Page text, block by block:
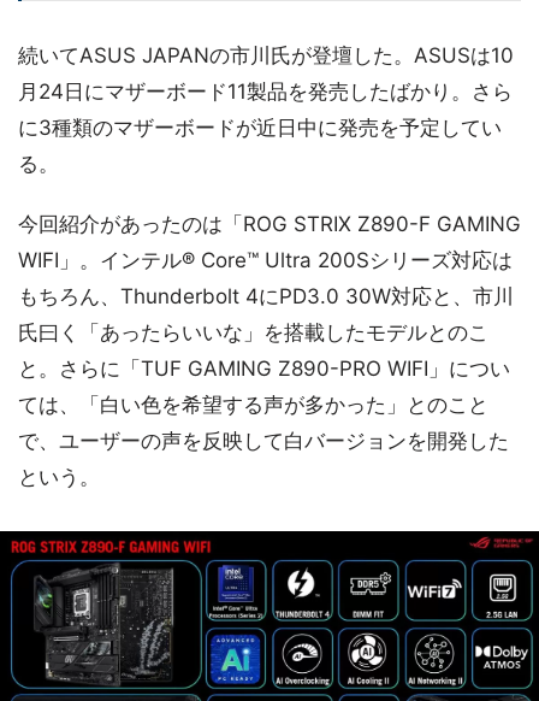
続いてASUS JAPANの市川氏が登壇した。ASUSは10
月24日にマザーボード11製品を発売したばかり。さら
に3種類のマザーボードが近日中に発売を予定してい
る。
今回紹介があったのは「ROG STRIX Z890-F GAMING
WIFI」。インテル® Core™ Ultra 200Sシリーズ対応は
もちろん、Thunderbolt 4にPD3.0 30W対応と、市川
氏曰く「あったらいいな」を搭載したモデルとのこ
と。さらに「TUF GAMING Z890-PRO WIFI」につい
ては、「白い色を希望する声が多かった」とのこと
で、ユーザーの声を反映して白バージョンを開発した
という。